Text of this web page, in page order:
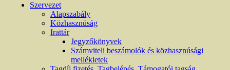
Szervezet
Alapszabály
Közhasznúság
Irattár
Jegyzőkönyvek
Számviteli beszámolók és közhasznúsági
mellékletek